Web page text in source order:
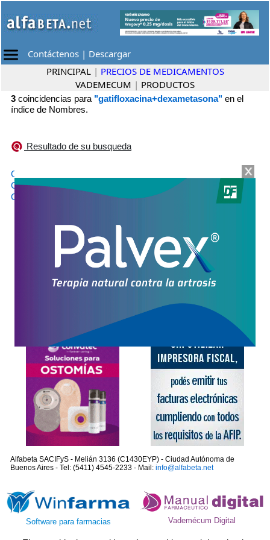
Contáctenos | Descargar
PRINCIPAL | PRECIOS DE MEDICAMENTOS
VADEMECUM | PRODUCTOS
3 coincidencias para "gatifloxacina+dexametasona" en el
índice de Nombres.
Resultado de su busqueda
GATIDEX
GATIFLAX D•
GATIMICIN D
Alfabeta SACIFyS - Melián 3136 (C1430EYP) - Ciudad Autónoma de
Buenos Aires - Tel: (5411) 4545-2233 - Mail: info@alfabeta.net
Software para farmacias Vademécum Digital